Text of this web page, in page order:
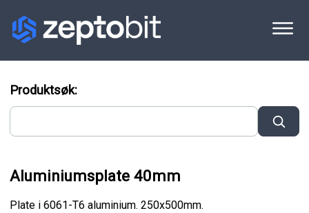
Produktsøk:
Aluminiumsplate 40mm
Plate i 6061-T6 aluminium. 250x500mm.